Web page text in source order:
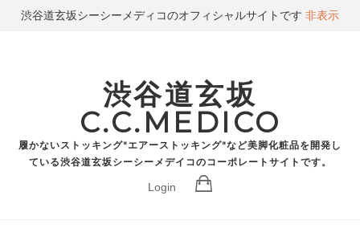
渋谷道玄坂
C.C.MEDICO
履かないストッキング"エアーストッキング"など美脚化粧品を開発し
ている渋谷道玄坂シーシーメデイコのコーポレートサイトです。
Login
渋谷道玄坂シーシーメディコのオフィシャルサイトです 非表示